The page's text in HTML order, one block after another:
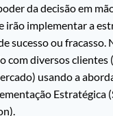
da decisão em
irão implementar a
sucesso ou fracasso.
com diversos clientes
usando a
Estratégica